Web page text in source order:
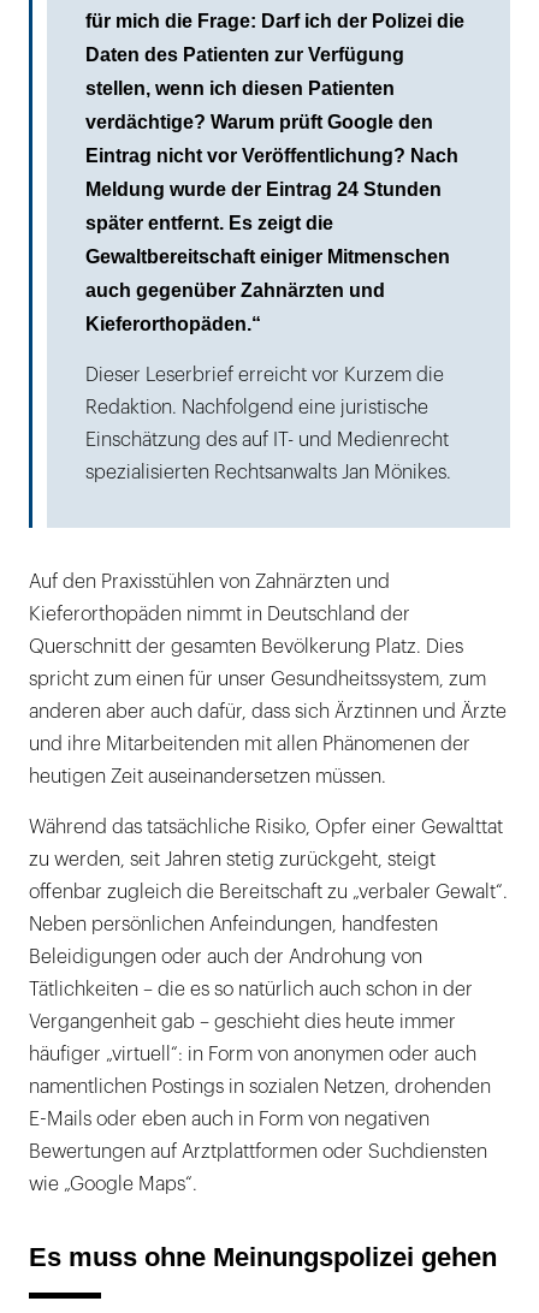
für mich die Frage: Darf ich der Polizei die
Daten des Patienten zur Verfügung
stellen, wenn ich diesen Patienten
verdächtige? Warum prüft Google den
Eintrag nicht vor Veröffentlichung? Nach
Meldung wurde der Eintrag 24 Stunden
später entfernt. Es zeigt die
Gewaltbereitschaft einiger Mitmenschen
auch gegenüber Zahnärzten und
Kieferorthopäden.“
Dieser Leserbrief erreicht vor Kurzem die
Redaktion. Nachfolgend eine juristische
Einschätzung des auf IT- und Medienrecht
spezialisierten Rechtsanwalts Jan Mönikes.
Auf den Praxisstühlen von Zahnärzten und
Kieferorthopäden nimmt in Deutschland der
Querschnitt der gesamten Bevölkerung Platz. Dies
spricht zum einen für unser Gesundheitssystem, zum
anderen aber auch dafür, dass sich Ärztinnen und Ärzte
und ihre Mitarbeitenden mit allen Phänomenen der
heutigen Zeit auseinandersetzen müssen.
Während das tatsächliche Risiko, Opfer einer Gewalttat
zu werden, seit Jahren stetig zurückgeht, steigt
offenbar zugleich die Bereitschaft zu „verbaler Gewalt“.
Neben persönlichen Anfeindungen, handfesten
Beleidigungen oder auch der Androhung von
Tätlichkeiten – die es so natürlich auch schon in der
Vergangenheit gab – geschieht dies heute immer
häufiger „virtuell“: in Form von anonymen oder auch
namentlichen Postings in sozialen Netzen, drohenden
E-Mails oder eben auch in Form von negativen
Bewertungen auf Arztplattformen oder Suchdiensten
wie „Google Maps“.
Es muss ohne Meinungspolizei gehen